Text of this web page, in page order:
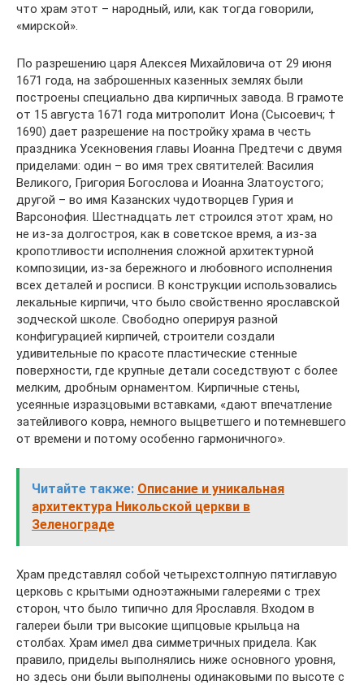
что храм этот – народный, или, как тогда говорили,
«мирской».
По разрешению царя Алексея Михайловича от 29 июня
1671 года, на заброшенных казенных землях были
построены специально два кирпичных завода. В грамоте
от 15 августа 1671 года митрополит Иона (Сысоевич; †
1690) дает разрешение на постройку храма в честь
праздника Усекновения главы Иоанна Предтечи с двумя
приделами: один – во имя трех святителей: Василия
Великого, Григория Богослова и Иоанна Златоустого;
другой – во имя Казанских чудотворцев Гурия и
Варсонофия. Шестнадцать лет строился этот храм, но
не из-за долгостроя, как в советское время, а из-за
кропотливости исполнения сложной архитектурной
композиции, из-за бережного и любовного исполнения
всех деталей и росписи. В конструкции использовались
лекальные кирпичи, что было свойственно ярославской
зодческой школе. Свободно оперируя разной
конфигурацией кирпичей, строители создали
удивительные по красоте пластические стенные
поверхности, где крупные детали соседствуют с более
мелким, дробным орнаментом. Кирпичные стены,
усеянные изразцовыми вставками, «дают впечатление
затейливого ковра, немного выцветшего и потемневшего
от времени и потому особенно гармоничного».
Читайте также: Описание и уникальная
архитектура Никольской церкви в
Зеленограде
Храм представлял собой четырехстолпную пятиглавую
церковь с крытыми одноэтажными галереями с трех
сторон, что было типично для Ярославля. Входом в
галереи были три высокие щипцовые крыльца на
столбах. Храм имел два симметричных придела. Как
правило, приделы выполнялись ниже основного уровня,
но здесь они были выполнены одинаковыми по высоте с